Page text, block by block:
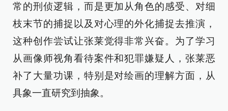
常的刑侦逻辑，而是更加从角色的感受、对细
枝末节的捕捉以及对心理的外化捕捉去推演，
这种创作尝试让张莱觉得非常兴奋。为了学习
从画像师视角看待案件和犯罪嫌疑人，张莱恶
补了大量功课，特别是对绘画的理解方面，从
具象一直研究到抽象。